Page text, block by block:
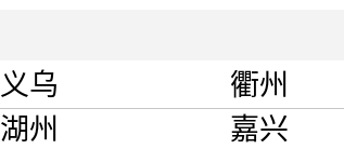
义乌
衢州
湖州
嘉兴